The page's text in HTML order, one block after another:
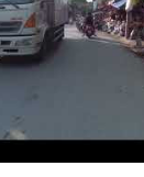
sân rộng ô tô
khoảng 50m;
* Cách siêu thị
chân cầu
học Đoàn Kết,